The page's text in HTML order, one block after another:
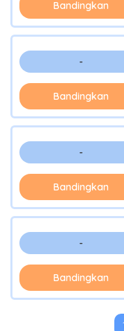
Bandingkan
-
Bandingkan
-
Bandingkan
-
Bandingkan